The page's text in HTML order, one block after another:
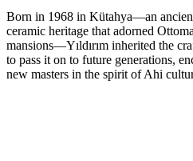
Born in 1968 in Kütahya—an
ceramic heritage that adorned
mansions—Yıldırım inherited the
to pass it on to future generations,
new masters in the spirit of Ahi